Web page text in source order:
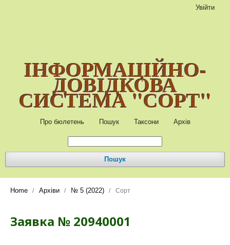
ІНФОРМАЦІЙНО-
ДОВІДКОВА
СИСТЕМА "СОРТ"
Про бюлетень Пошук Таксони Архів
Пошук
Увійти
Home / Архіви / № 5 (2022) / Сорт
Заявка № 20940001